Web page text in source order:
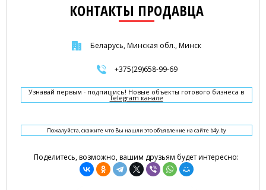
КОНТАКТЫ ПРОДАВЦА
Беларусь, Минская обл., Минск
+375(29)658-99-69
Узнавай первым - подпишись! Новые объекты готового бизнеса в
Telegram канале
Пожалуйста, скажите что Вы нашли это объявление на сайте b4y.by
Поделитесь, возможно, вашим друзьям будет интересно: